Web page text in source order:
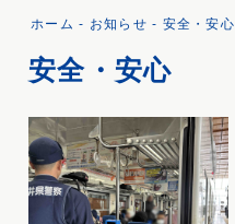
ホーム - お知らせ - 安全・安心
安全・安心